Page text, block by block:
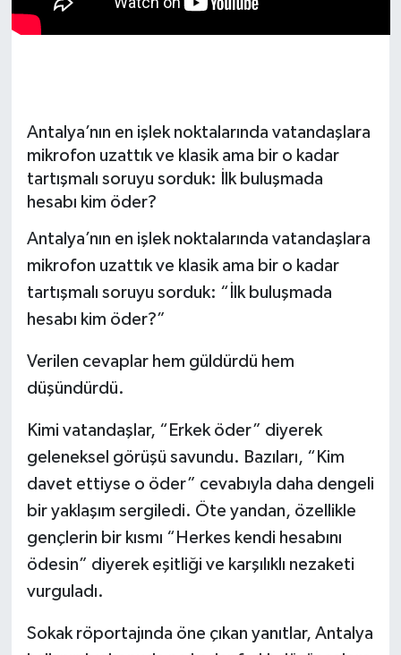
Antalya’nın en işlek noktalarında vatandaşlara
mikrofon uzattık ve klasik ama bir o kadar
tartışmalı soruyu sorduk: İlk buluşmada
hesabı kim öder?
Antalya’nın en işlek noktalarında vatandaşlara
mikrofon uzattık ve klasik ama bir o kadar
tartışmalı soruyu sorduk: “İlk buluşmada
hesabı kim öder?”
Verilen cevaplar hem güldürdü hem
düşündürdü.
Kimi vatandaşlar, “Erkek öder” diyerek
geleneksel görüşü savundu. Bazıları, “Kim
davet ettiyse o öder” cevabıyla daha dengeli
bir yaklaşım sergiledi. Öte yandan, özellikle
gençlerin bir kısmı “Herkes kendi hesabını
ödesin” diyerek eşitliği ve karşılıklı nezaketi
vurguladı.
Sokak röportajında öne çıkan yanıtlar, Antalya